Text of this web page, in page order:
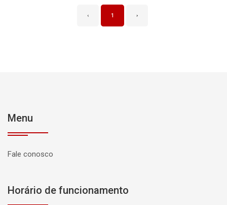
‹ 1 ›
Menu
Fale conosco
Horário de funcionamento